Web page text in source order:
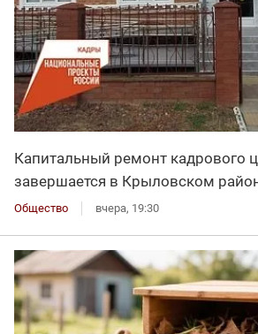
Капитальный ремонт кадрового
завершается в Крыловском
Общество вчера, 19:30